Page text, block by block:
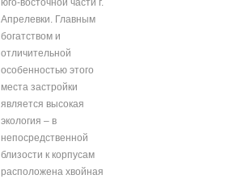
юго-восточной части г.
Апрелевки. Главным
богатством и
отличительной
особенностью этого
места застройки
является высокая
экология – в
непосредственной
близости к корпусам
расположена хвойная